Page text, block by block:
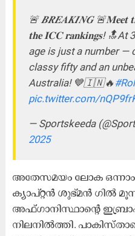
🚨 𝑩𝑹𝑬𝑨𝑲𝑰𝑵𝑮 🚨𝐌𝐞𝐞𝐭
𝐭𝐡𝐞 𝐈𝐂𝐂 𝐫𝐚𝐧𝐤𝐢𝐧𝐠𝐬!
age is just a number —
classy fifty and an
Australia! 💙🇮🇳🔥
pic.twitter.com/
— Sportskeeda
2025
അതേസമയം ലോക ഒന്നാം
ക്യാപ്റ്റൻ ശുഭ്മൻ ഗിൽ
അഫ്ഗാനിസ്ഥാന്‍റെ
നിലനിൽത്തി.